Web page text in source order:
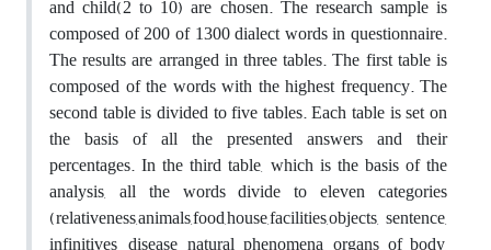
and child(2 to 10) are chosen. The research sample is
composed of 200 of 1300 dialect words in questionnaire.
The results are arranged in three tables. The first table is
composed of the words with the highest frequency. The
second table is divided to five tables. Each table is set on
the basis of all the presented answers and their
percentages. In the third table, which is the basis of the
analysis, all the words divide to eleven categories
(relativeness,animals,food,house,facilities,objects, sentence,